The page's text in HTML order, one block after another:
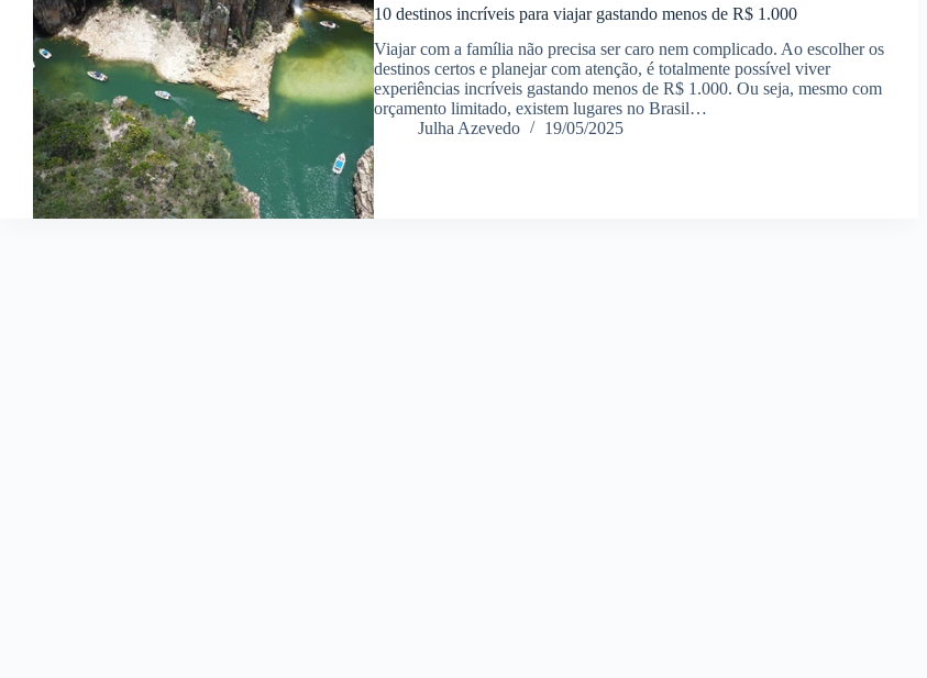
10 destinos incríveis para viajar gastando menos de R$ 1.000
Viajar com a família não precisa ser caro nem complicado. Ao escolher os
destinos certos e planejar com atenção, é totalmente possível viver
experiências incríveis gastando menos de R$ 1.000. Ou seja, mesmo com
orçamento limitado, existem lugares no Brasil…
Julha Azevedo
19/05/2025